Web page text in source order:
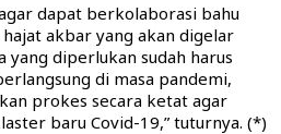
dapat berkolaborasi bahu
akbar yang akan digelar
yang diperlukan sudah harus
di masa pandemi,
prokes secara ketat agar
baru Covid-19,” tuturnya. (*)